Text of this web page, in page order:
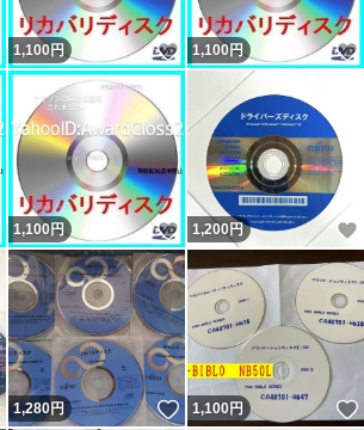
いいね！
1,100円 いいね！
1,100円
いいね！
1,100円 いいね！
1,200円
いいね！
1,280円 いいね！
1,100円